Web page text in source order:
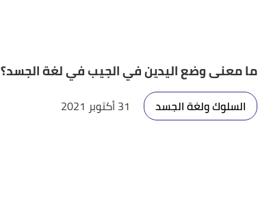
ما معنى وضع اليدين في الجيب في لغة الجسد؟
السلوك ولغة الجسد 31 أكتوبر 2021